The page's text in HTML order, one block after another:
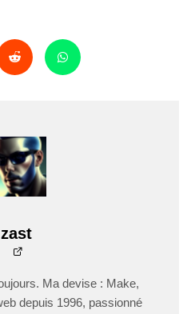
zast
Ma devise : Make,
depuis 1996, passionné